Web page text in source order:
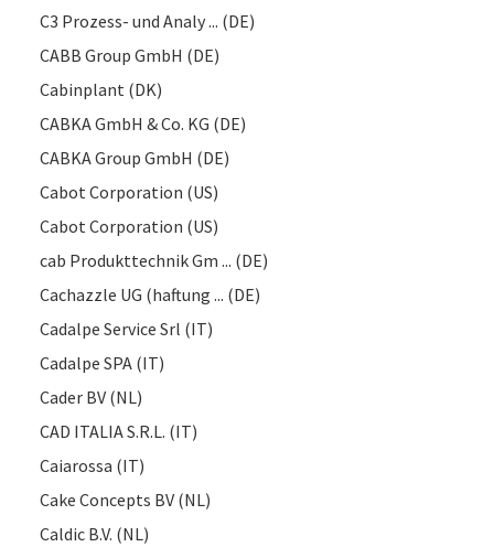
C3 Prozess- und Analy ... (DE)
CABB Group GmbH (DE)
Cabinplant (DK)
CABKA GmbH & Co. KG (DE)
CABKA Group GmbH (DE)
Cabot Corporation (US)
Cabot Corporation (US)
cab Produkttechnik Gm ... (DE)
Cachazzle UG (haftung ... (DE)
Cadalpe Service Srl (IT)
Cadalpe SPA (IT)
Cader BV (NL)
CAD ITALIA S.R.L. (IT)
Caiarossa (IT)
Cake Concepts BV (NL)
Caldic B.V. (NL)